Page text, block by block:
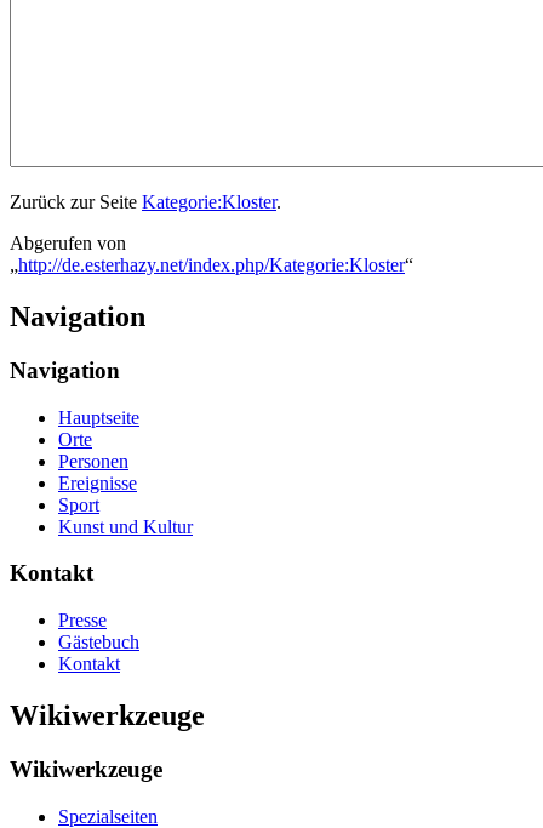
Zurück zur Seite Kategorie:Kloster.
Abgerufen von
„http://de.esterhazy.net/index.php/Kategorie:Kloster“
Navigation
Navigation
Hauptseite
Orte
Personen
Ereignisse
Sport
Kunst und Kultur
Kontakt
Presse
Gästebuch
Kontakt
Wikiwerkzeuge
Wikiwerkzeuge
Spezialseiten